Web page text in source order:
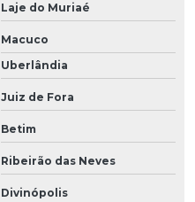
Laje do Muriaé
Macuco
Uberlândia
Juiz de Fora
Betim
Ribeirão das Neves
Divinópolis